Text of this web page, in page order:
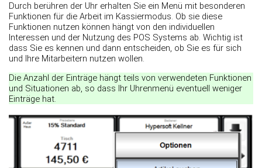
Durch berühren der Uhr erhalten Sie ein Menü mit besonderen
Funktionen für die Arbeit im Kassiermodus. Ob sie diese
Funktionen nutzen können hängt von den individuellen
Interessen und der Nutzung des POS Systems ab. Wichtig ist
dass Sie es kennen und dann entscheiden, ob Sie es für sich
und Ihre Mitarbeitern nutzen wollen.
Die Anzahl der Einträge hängt teils von verwendeten Funktionen
und Situationen ab, so dass Ihr Uhrenmenü eventuell weniger
Einträge hat.